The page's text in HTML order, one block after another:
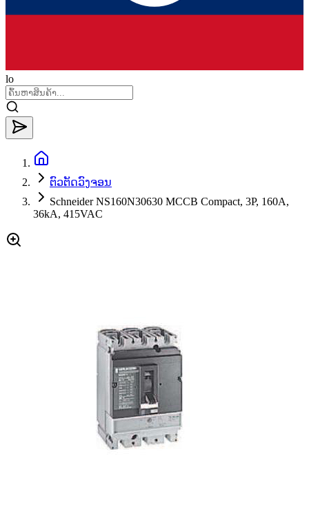
lo
ຕົວຕັດວົງຈອນ
Schneider NS160N30630 MCCB Compact, 3P, 160A,
36kA, 415VAC